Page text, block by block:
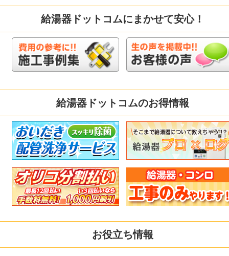
給湯器ドットコムにまかせて安心！
給湯器ドットコムのお得情報
お役立ち情報